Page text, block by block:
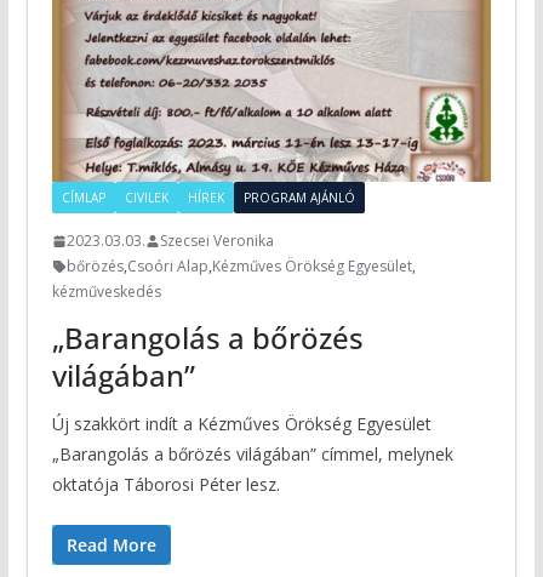
CÍMLAP CIVILEK HÍREK PROGRAM AJÁNLÓ
2023.03.03.
Szecsei Veronika
bőrözés,Csoóri Alap,Kézműves Örökség Egyesület,
kézműveskedés
„Barangolás a bőrözés
világában”
Új szakkört indít a Kézműves Örökség Egyesület
„Barangolás a bőrözés világában” címmel, melynek
oktatója Táborosi Péter lesz.
Read More